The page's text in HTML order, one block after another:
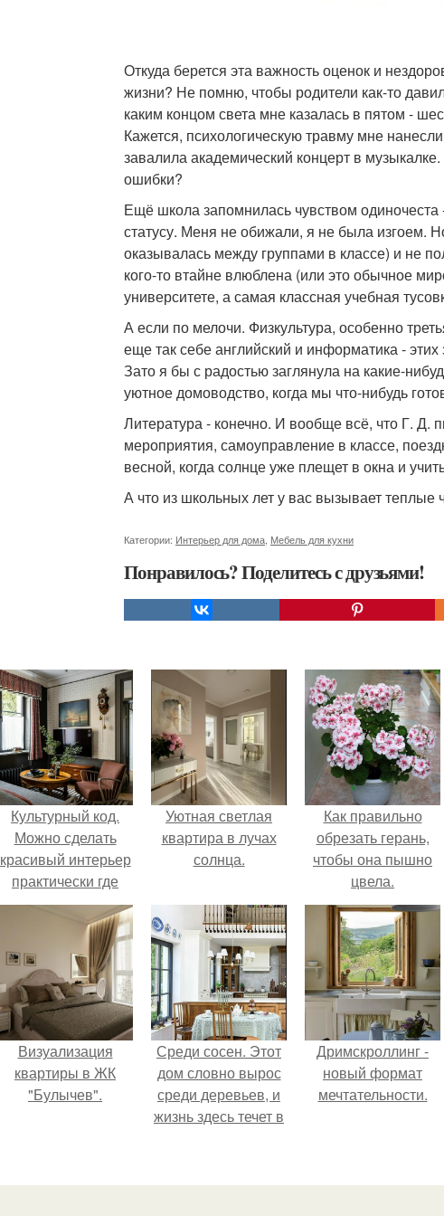
Откуда берется эта важность оценок и
жизни? Не помню, чтобы родители как-то
каким концом света мне казалась в пятом -
Кажется, психологическую травму мне
завалила академический концерт в
ошибки?
Ещё школа запомнилась чувством
статусу. Меня не обижали, я не была изгоем.
оказывалась между группами в классе) и не
кого-то втайне влюблена (или это обычное
университете, а самая классная учебная
А если по мелочи. Физкультура, особенно
еще так себе английский и информатика -
Зато я бы с радостью заглянула на какие-
уютное домоводство, когда мы что-нибудь
Литература - конечно. И вообще всё, что Г. Д.
мероприятия, самоуправление в классе,
весной, когда солнце уже плещет в окна и
А что из школьных лет у вас вызывает теплые
Категории: Интерьер для дома Мебель для кухни
Понравилось? Поделитесь с друзьями!
Культурный код.
Можно сделать
красивый интерьер
практически где
угодно.
Уютная светлая
квартира в лучах
солнца.
Как правильно
обрезать герань,
чтобы она пышно
цвела.
Визуализация
квартиры в ЖК
"Булычев".
Среди сосен. Этот
дом словно вырос
среди деревьев, и
жизнь здесь течет в
спешки и лишнего
Дримскроллинг -
новый формат
мечтательности.